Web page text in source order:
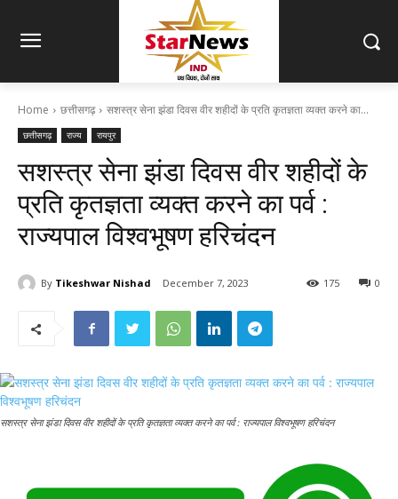
Home छत्तीसगढ़ सशस्त्र सेना झंडा दिवस वीर शहीदों के प्रति कृतज्ञता व्यक्त करने का...
छत्तीसगढ़ राज्य रायपुर
सशस्त्र सेना झंडा दिवस वीर शहीदों के
प्रति कृतज्ञता व्यक्त करने का पर्व :
राज्यपाल विश्वभूषण हरिचंदन
By Tikeshwar Nishad December 7, 2023 0
175
सशस्त्र सेना झंडा दिवस वीर शहीदों के प्रति कृतज्ञता व्यक्त करने का पर्व : राज्यपाल विश्वभूषण हरिचंदन